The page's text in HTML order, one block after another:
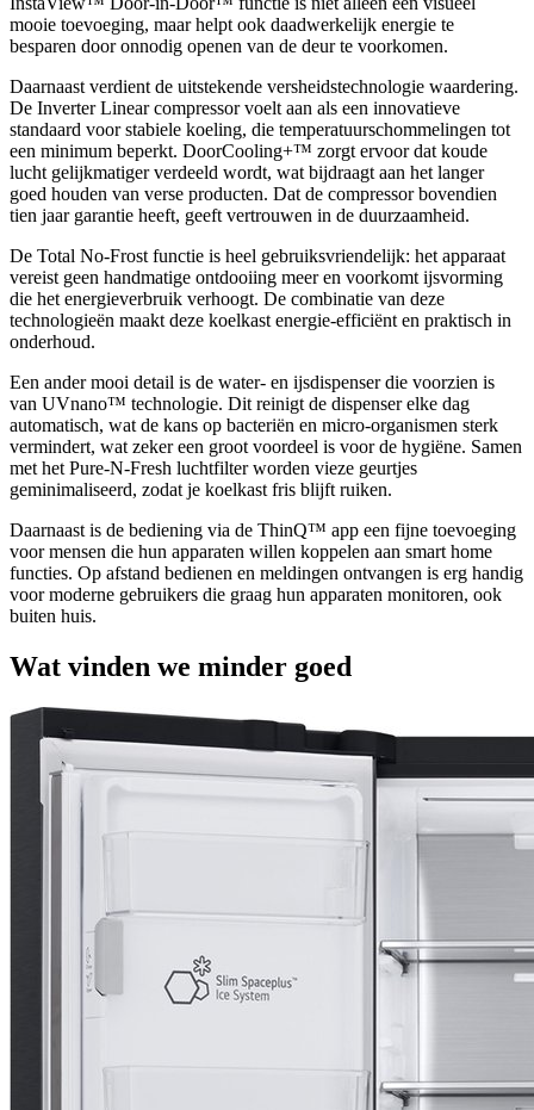
mooie toevoeging, maar helpt ook daadwerkelijk energie te
besparen door onnodig openen van de deur te voorkomen.
Daarnaast verdient de uitstekende versheidstechnologie waardering.
De Inverter Linear compressor voelt aan als een innovatieve
standaard voor stabiele koeling, die temperatuurschommelingen tot
een minimum beperkt. DoorCooling+™ zorgt ervoor dat koude
lucht gelijkmatiger verdeeld wordt, wat bijdraagt aan het langer
goed houden van verse producten. Dat de compressor bovendien
tien jaar garantie heeft, geeft vertrouwen in de duurzaamheid.
De Total No-Frost functie is heel gebruiksvriendelijk: het apparaat
vereist geen handmatige ontdooiing meer en voorkomt ijsvorming
die het energieverbruik verhoogt. De combinatie van deze
technologieën maakt deze koelkast energie-efficiënt en praktisch in
onderhoud.
Een ander mooi detail is de water- en ijsdispenser die voorzien is
van UVnano™ technologie. Dit reinigt de dispenser elke dag
automatisch, wat de kans op bacteriën en micro-organismen sterk
vermindert, wat zeker een groot voordeel is voor de hygiëne. Samen
met het Pure-N-Fresh luchtfilter worden vieze geurtjes
geminimaliseerd, zodat je koelkast fris blijft ruiken.
Daarnaast is de bediening via de ThinQ™ app een fijne toevoeging
voor mensen die hun apparaten willen koppelen aan smart home
functies. Op afstand bedienen en meldingen ontvangen is erg handig
voor moderne gebruikers die graag hun apparaten monitoren, ook
buiten huis.
Wat vinden we minder goed